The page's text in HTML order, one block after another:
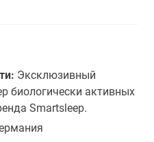
Эксклюзивный
биологически активных
Smartsleep.